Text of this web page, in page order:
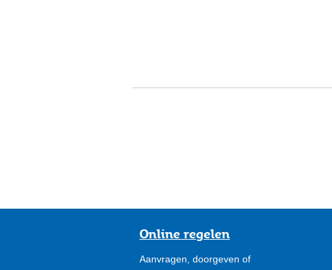
Online regelen
Aanvragen, doorgeven of